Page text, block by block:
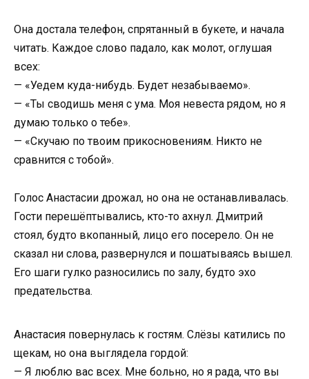
Она достала телефон, спрятанный в букете, и начала
читать. Каждое слово падало, как молот, оглушая
всех:
— «Уедем куда-нибудь. Будет незабываемо».
— «Ты сводишь меня с ума. Моя невеста рядом, но я
думаю только о тебе».
— «Скучаю по твоим прикосновениям. Никто не
сравнится с тобой».
Голос Анастасии дрожал, но она не останавливалась.
Гости перешёптывались, кто-то ахнул. Дмитрий
стоял, будто вкопанный, лицо его посерело. Он не
сказал ни слова, развернулся и пошатываясь вышел.
Его шаги гулко разносились по залу, будто эхо
предательства.
Анастасия повернулась к гостям. Слёзы катились по
щекам, но она выглядела гордой:
— Я люблю вас всех. Мне больно, но я рада, что вы